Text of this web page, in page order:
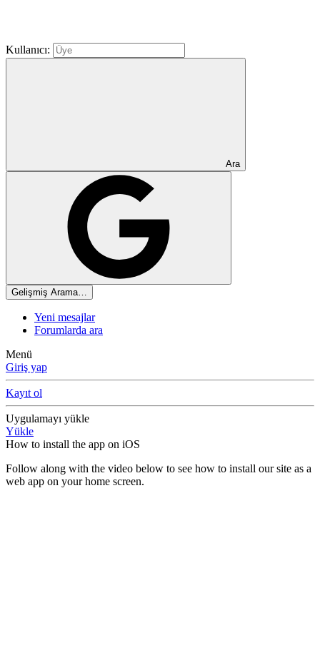
Kullanıcı:
Ara
Gelişmiş Arama…
Yeni mesajlar
Forumlarda ara
Menü
Giriş yap
Kayıt ol
Uygulamayı yükle
Yükle
How to install the app on iOS
Follow along with the video below to see how to install our site as a
web app on your home screen.